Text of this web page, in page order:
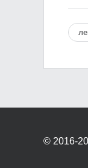
© 2016-